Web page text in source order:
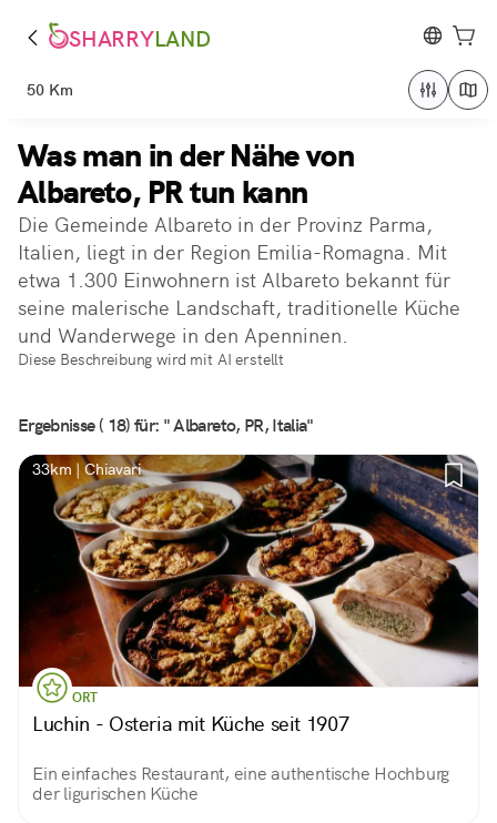
SHARRYLAND
50 Km
Was man in der Nähe von
Albareto, PR tun kann
Die Gemeinde Albareto in der Provinz Parma,
Italien, liegt in der Region Emilia-Romagna. Mit
etwa 1.300 Einwohnern ist Albareto bekannt für
seine malerische Landschaft, traditionelle Küche
und Wanderwege in den Apenninen.
Diese Beschreibung wird mit AI erstellt
Ergebnisse ( 18) für: " Albareto, PR, Italia"
33km | Chiavari
ORT
Luchin - Osteria mit Küche seit 1907
Ein einfaches Restaurant, eine authentische Hochburg
der ligurischen Küche